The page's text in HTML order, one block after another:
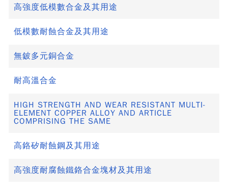
高強度低模數合金及其用途
低模數耐蝕合金及其用途
無鈹多元銅合金
耐高溫合金
HIGH STRENGTH AND WEAR RESISTANT MULTI-
ELEMENT COPPER ALLOY AND ARTICLE
COMPRISING THE SAME
高鉻矽耐蝕鋼及其用途
高強度耐腐蝕鐵鉻合金塊材及其用途